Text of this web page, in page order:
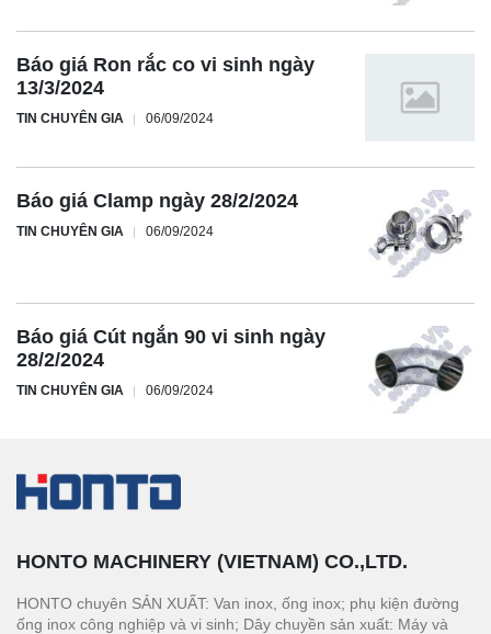
Báo giá Ron rắc co vi sinh ngày
13/3/2024
TIN CHUYÊN GIA 06/09/2024
Báo giá Clamp ngày 28/2/2024
TIN CHUYÊN GIA 06/09/2024
Báo giá Cút ngắn 90 vi sinh ngày
28/2/2024
TIN CHUYÊN GIA 06/09/2024
HONTO MACHINERY (VIETNAM) CO.,LTD.
HONTO chuyên SẢN XUẤT: Van inox, ống inox; phụ kiện đường
ống inox công nghiệp và vi sinh; Dây chuyền sản xuất: Máy và